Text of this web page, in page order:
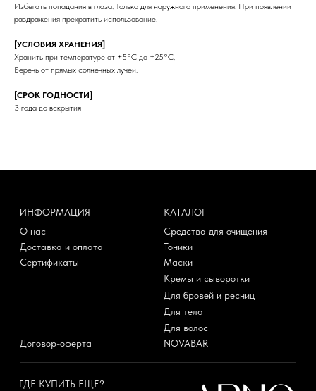
Избегать попадания в глаза. Только для наружного применения. При появлении
раздражения прекратить использование.
[УСЛОВИЯ ХРАНЕНИЯ]
Хранить при температуре от +5°C до +25°C.
Беречь от прямых солнечных лучей.
[СРОК ГОДНОСТИ]
3 года до вскрытия
+7 812 920-41-46
ARNO COSMETICS ®